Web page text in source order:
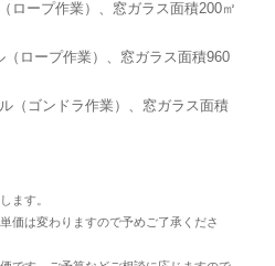
ロープ作業）、窓ガラス面積200㎡
ロープ作業）、窓ガラス面積960
（ゴンドラ作業）、窓ガラス面積
ます。
価は変わりますので予めご了承くださ